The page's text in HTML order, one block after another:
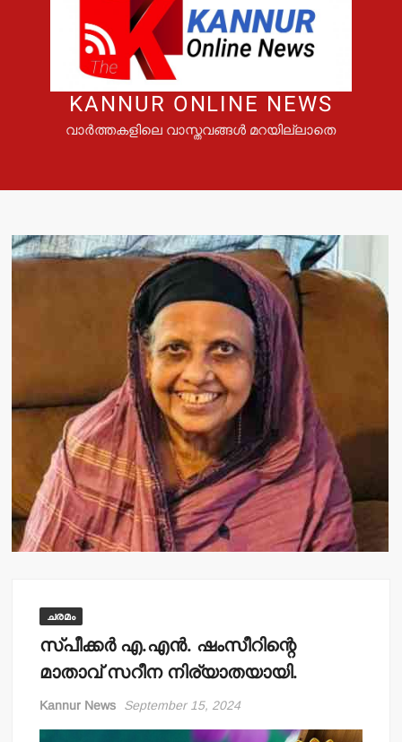
KANNUR ONLINE NEWS
വാർത്തകളിലെ വാസ്തവങ്ങൾ മറയില്ലാതെ
ചരമം
സ്പീക്കര്‍ എ.എന്‍. ഷംസീറിന്റെ
മാതാവ് സറീന നിര്യാതയായി.
Kannur News September 15, 2024